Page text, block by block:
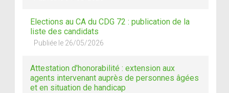
Elections au CA du CDG 72 : publication de la
liste des candidats
Publiée le 26/05/2026
Attestation d'honorabilité : extension aux
agents intervenant auprès de personnes âgées
et en situation de handicap